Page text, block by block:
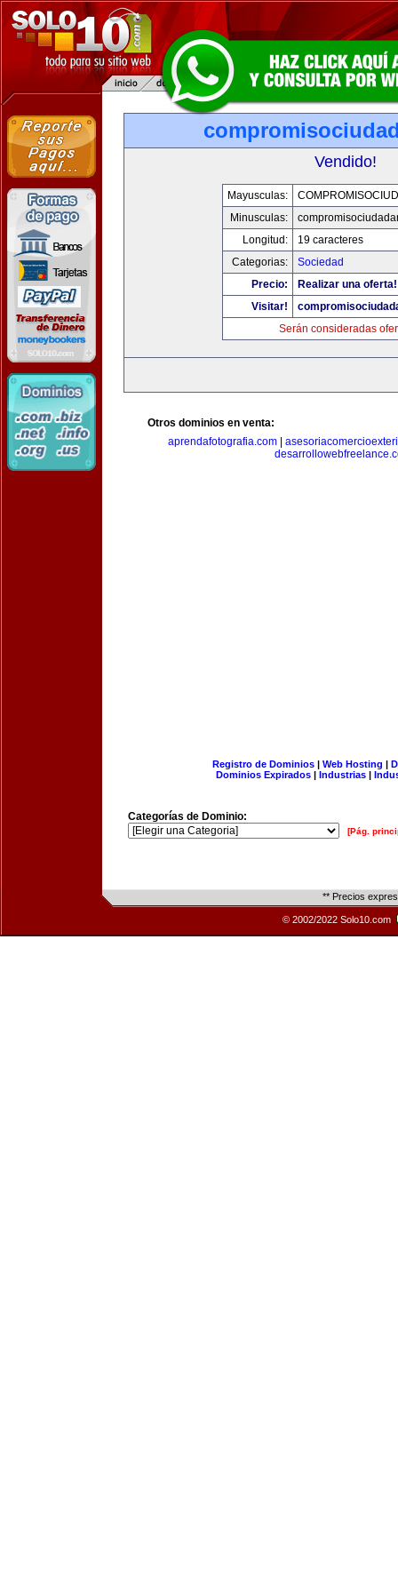
Vendido!
Mayusculas:
Minusculas:
Longitud:
19 caracteres
Categorias:
Sociedad
Precio:
Realizar una oferta!
Visitar!
Serán consideradas
Otros dominios en venta:
aprendafotografia.com
Registro de Dominios| Web Hosting |
Dominios Expirados | Industrias |
Categorías de Dominio:
[Pág.
** Precios
© 2002/2022 Solo10.com